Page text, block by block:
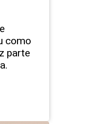
como
parte